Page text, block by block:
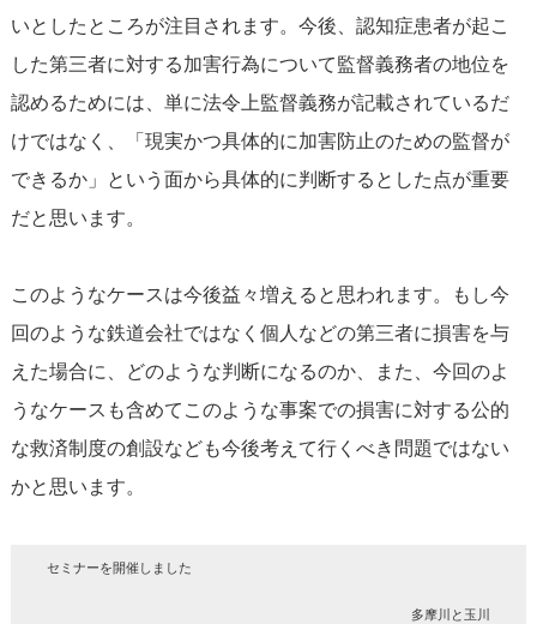
いとしたところが注目されます。今後、認知症患者が起こ
した第三者に対する加害行為について監督義務者の地位を
認めるためには、単に法令上監督義務が記載されているだ
けではなく、「現実かつ具体的に加害防止のための監督が
できるか」という面から具体的に判断するとした点が重要
だと思います。
このようなケースは今後益々増えると思われます。もし今
回のような鉄道会社ではなく個人などの第三者に損害を与
えた場合に、どのような判断になるのか、また、今回のよ
うなケースも含めてこのような事案での損害に対する公的
な救済制度の創設なども今後考えて行くべき問題ではない
かと思います。
セミナーを開催しました
多摩川と玉川